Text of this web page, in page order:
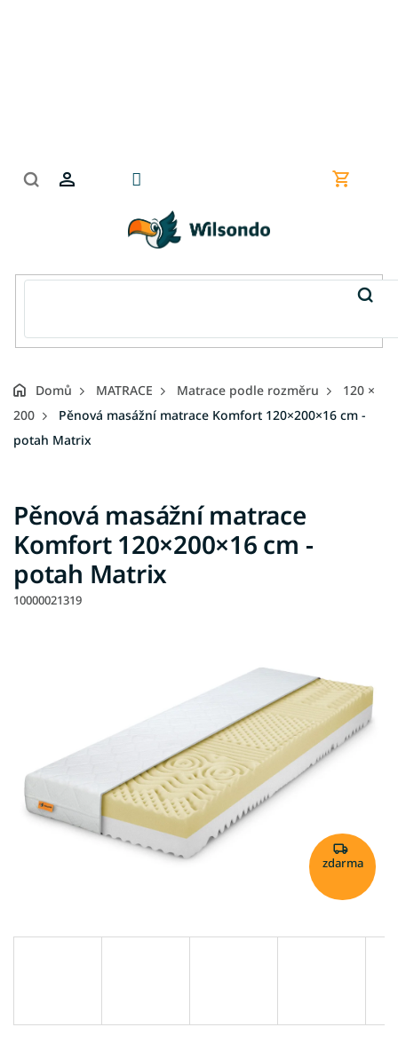
Nákupní
Domů MATRACE Matrace podle rozměru
120 ×
200
Pěnová masážní matrace Komfort 120×200×16 cm -
potah Matrix
Pěnová masážní matrace
Komfort 120×200×16 cm -
potah Matrix
10000021319
zdarma